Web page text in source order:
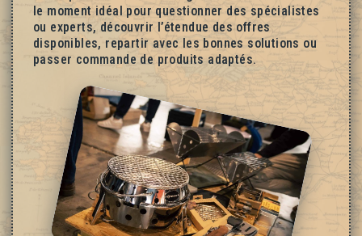
le moment idéal pour questionner des spécialistes
ou experts, découvrir l’étendue des offres
disponibles, repartir avec les bonnes solutions ou
passer commande de produits adaptés.